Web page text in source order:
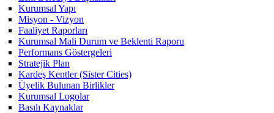
Kurumsal Yapı
Misyon - Vizyon
Faaliyet Raporları
Kurumsal Mali Durum ve Beklenti Raporu
Performans Göstergeleri
Stratejik Plan
Kardeş Kentler (Sister Cities)
Üyelik Bulunan Birlikler
Kurumsal Logolar
Basılı Kaynaklar